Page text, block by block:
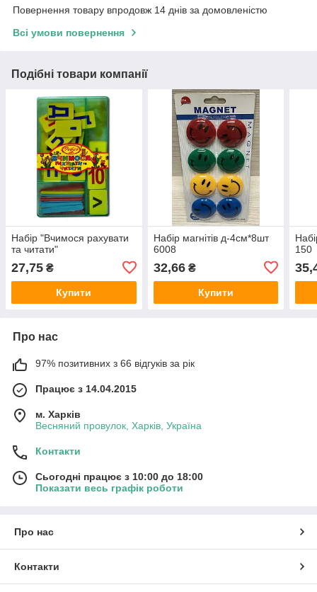
Повернення товару впродовж 14 днів за домовленістю
Всі умови повернення
Подібні товари компанії
Набір "Вчимося рахувати
та читати"
27,75 ₴
Купити
Набір магнітів д-4см*8шт
6008
32,66₴
Купити
150
Про нас
97% позитивних з 66 відгуків за рік
Працює з 14.04.2015
м. Харків
Весняний провулок, Харків, Україна
Контакти
Сьогодні працює з 10:00 до 18:00
Показати весь графік роботи
Про нас
Контакти